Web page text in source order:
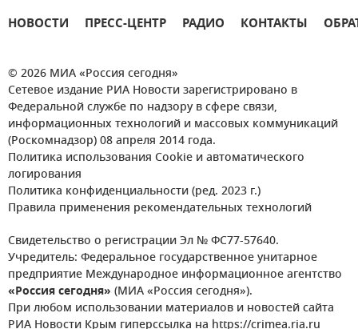
НОВОСТИ ПРЕСС-ЦЕНТР РАДИО КОНТАКТЫ
© 2026 МИА «Россия сегодня»
Сетевое издание РИА Новости зарегистрировано в
Федеральной службе по надзору в сфере связи,
информационных технологий и массовых коммуникаций
(Роскомнадзор) 08 апреля 2014 года.
Политика использования Cookie и автоматического
логирования
Политика конфиденциальности (ред. 2023 г.)
Правила применения рекомендательных технологий
Свидетельство о регистрации Эл № ФС77-57640.
Учредитель: Федеральное государственное унитарное
предприятие Международное информационное агентство
«Россия сегодня» (МИА «Россия сегодня»).
При любом использовании материалов и новостей сайта